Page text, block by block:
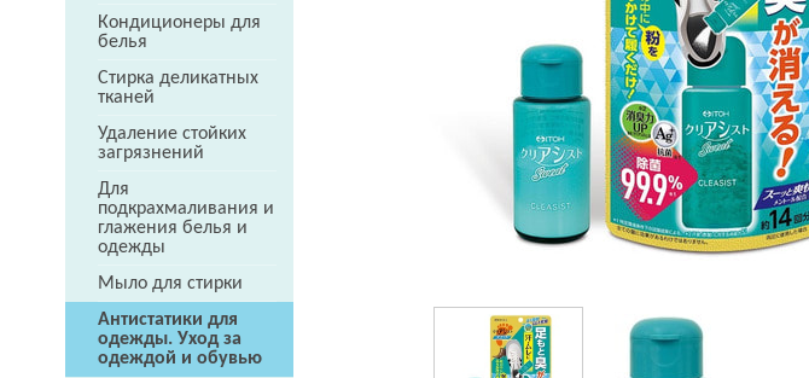
Кондиционеры для
белья
Стирка деликатных
тканей
Удаление стойких
загрязнений
Для
подкрахмаливания и
глажения белья и
одежды
Мыло для стирки
Антистатики для
одежды. Уход за
одеждой и обувью